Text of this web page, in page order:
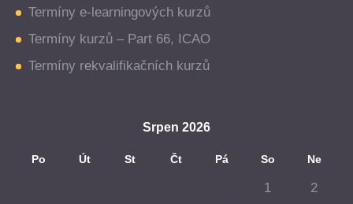
Termíny e-learningových kurzů
Termíny kurzů – Part 66, ICAO
Termíny rekvalifikačních kurzů
Srpen 2026
Po Út St Čt Pá So Ne
1
2